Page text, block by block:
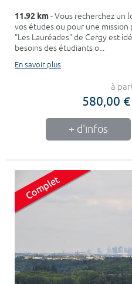
11.92 km- Vous recherchez un
vos études ou pour une mission
"Les Lauréades" de Cergy est
besoins des étudiants o...
En savoir plus
à
580,00
+ d'infos